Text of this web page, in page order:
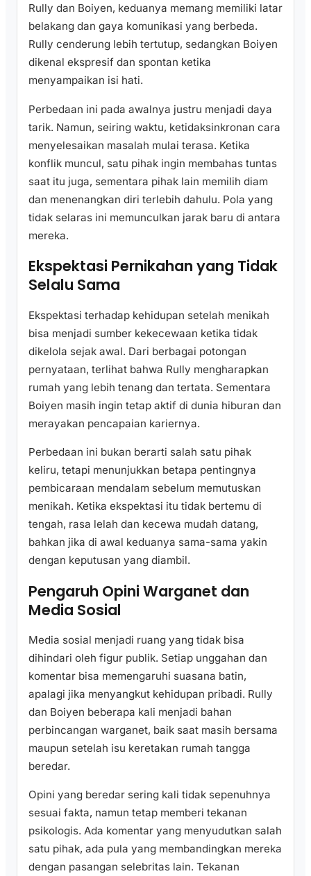
Rully dan Boiyen, keduanya memang memiliki latar
belakang dan gaya komunikasi yang berbeda.
Rully cenderung lebih tertutup, sedangkan Boiyen
dikenal ekspresif dan spontan ketika
menyampaikan isi hati.
Perbedaan ini pada awalnya justru menjadi daya
tarik. Namun, seiring waktu, ketidaksinkronan cara
menyelesaikan masalah mulai terasa. Ketika
konflik muncul, satu pihak ingin membahas tuntas
saat itu juga, sementara pihak lain memilih diam
dan menenangkan diri terlebih dahulu. Pola yang
tidak selaras ini memunculkan jarak baru di antara
mereka.
Ekspektasi Pernikahan yang Tidak
Selalu Sama
Ekspektasi terhadap kehidupan setelah menikah
bisa menjadi sumber kekecewaan ketika tidak
dikelola sejak awal. Dari berbagai potongan
pernyataan, terlihat bahwa Rully mengharapkan
rumah yang lebih tenang dan tertata. Sementara
Boiyen masih ingin tetap aktif di dunia hiburan dan
merayakan pencapaian kariernya.
Perbedaan ini bukan berarti salah satu pihak
keliru, tetapi menunjukkan betapa pentingnya
pembicaraan mendalam sebelum memutuskan
menikah. Ketika ekspektasi itu tidak bertemu di
tengah, rasa lelah dan kecewa mudah datang,
bahkan jika di awal keduanya sama-sama yakin
dengan keputusan yang diambil.
Pengaruh Opini Warganet dan
Media Sosial
Media sosial menjadi ruang yang tidak bisa
dihindari oleh figur publik. Setiap unggahan dan
komentar bisa memengaruhi suasana batin,
apalagi jika menyangkut kehidupan pribadi. Rully
dan Boiyen beberapa kali menjadi bahan
perbincangan warganet, baik saat masih bersama
maupun setelah isu keretakan rumah tangga
beredar.
Opini yang beredar sering kali tidak sepenuhnya
sesuai fakta, namun tetap memberi tekanan
psikologis. Ada komentar yang menyudutkan salah
satu pihak, ada pula yang membandingkan mereka
dengan pasangan selebritas lain. Tekanan